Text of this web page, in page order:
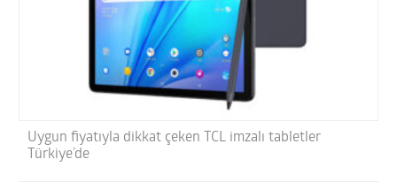
Uygun fiyatıyla dikkat çeken TCL imzalı tabletler
Türkiye’de